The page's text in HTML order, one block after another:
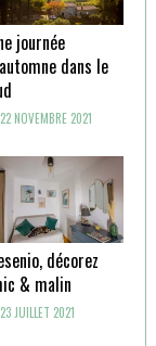
journée
dans le
NOVEMBRE 2021
décorez
& malin
JUILLET 2021